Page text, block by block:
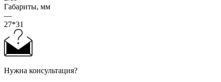
Габариты, мм
—
27*31
Нужна консультация?